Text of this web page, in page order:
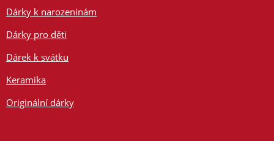
Dárky k narozeninám
Dárky pro děti
Dárek k svátku
Keramika
Originální dárky